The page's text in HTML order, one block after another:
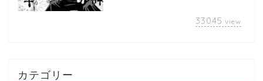
33045 view
カテゴリー